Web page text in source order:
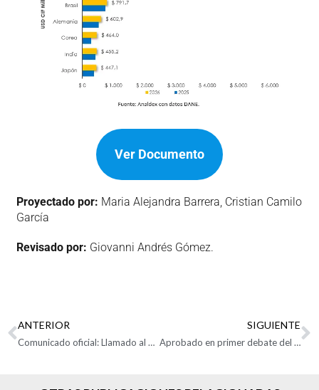
Ver Documento
Proyectado por: Maria Alejandra Barrera, Cristian Camilo
García
Revisado por: Giovanni Andrés Gómez.
ANTERIOR
Comunicado oficial: Llamado al Congreso
SIGUIENTE
Aprobado en primer debate del nuevo régimen sancionatorio aduanero